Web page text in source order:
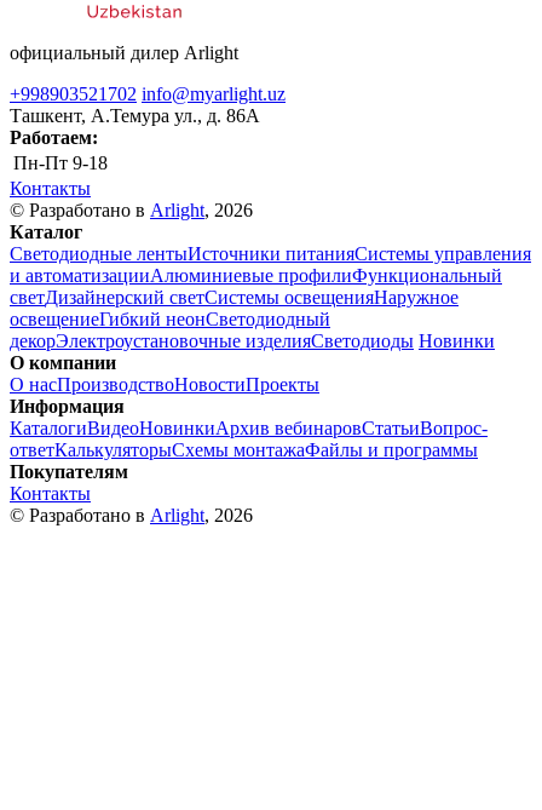
официальный дилер Arlight
+998903521702 info@myarlight.uz
Ташкент, А.Темура ул., д. 86А
Работаем:
Пн-Пт 9-18
Контакты
© Разработано в Arlight, 2026
Каталог
Светодиодные лентыИсточники питанияСистемы управления
и автоматизацииАлюминиевые профилиФункциональный
светДизайнерский светСистемы освещенияНаружное
освещениеГибкий неонСветодиодный
декорЭлектроустановочные изделияСветодиоды Новинки
О компании
О насПроизводствоНовостиПроекты
Информация
КаталогиВидеоНовинкиАрхив вебинаровСтатьиВопрос-
ответКалькуляторыСхемы монтажаФайлы и программы
Покупателям
Контакты
© Разработано в Arlight, 2026